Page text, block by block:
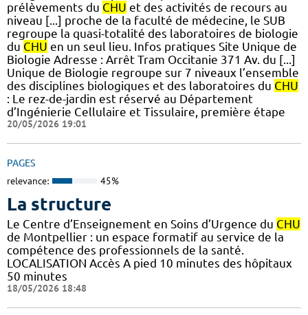
prélèvements du CHU et des activités de recours au
niveau [...] proche de la faculté de médecine, le SUB
regroupe la quasi-totalité des laboratoires de biologie
du CHU en un seul lieu. Infos pratiques Site Unique de
Biologie Adresse : Arrêt Tram Occitanie 371 Av. du [...]
Unique de Biologie regroupe sur 7 niveaux l’ensemble
des disciplines biologiques et des laboratoires du CHU
: Le rez-de-jardin est réservé au Département
d’Ingénierie Cellulaire et Tissulaire, première étape
20/05/2026 19:01
PAGES
relevance: 45%
La structure
Le Centre d’Enseignement en Soins d’Urgence du CHU
de Montpellier : un espace formatif au service de la
compétence des professionnels de la santé.
LOCALISATION Accès A pied 10 minutes des hôpitaux
50 minutes
18/05/2026 18:48